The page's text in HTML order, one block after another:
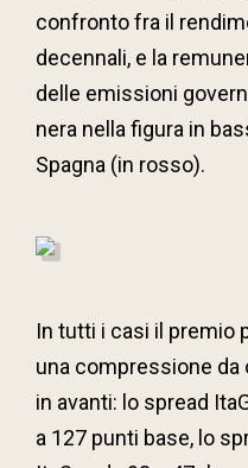
confronto fra il
decennali, e la
delle emissioni
nera nella figura in
Spagna (in rosso).
In tutti i casi il premio
una compressione
in avanti: lo spread
a 127 punti base, lo